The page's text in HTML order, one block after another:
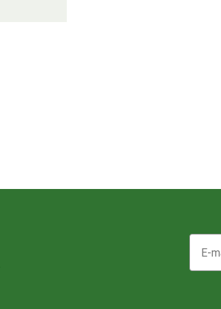
E-mail